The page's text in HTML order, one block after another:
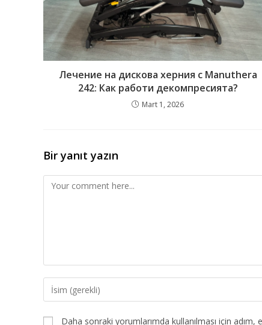
Лечение на дискова херния с Manuthera
242: Как работи декомпресията?
Mart 1, 2026
Bir yanıt yazın
Daha sonraki yorumlarımda kullanılması için